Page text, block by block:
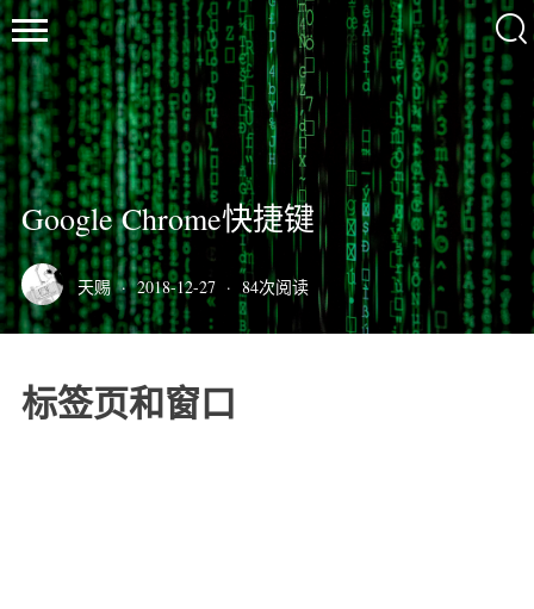
Google Chrome快捷键
天赐 · 2018-12-27 · 84次阅读
标签页和窗口
天
赐
の
小
站
极客